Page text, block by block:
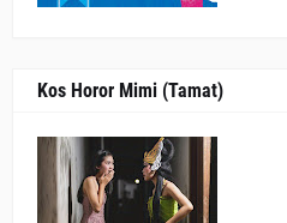
Kos Horor Mimi (Tamat)